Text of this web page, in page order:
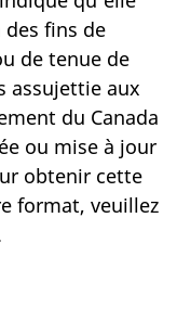
fins de
de tenue de
assujettie aux
du Canada
ou mise à jour
obtenir cette
format, veuillez